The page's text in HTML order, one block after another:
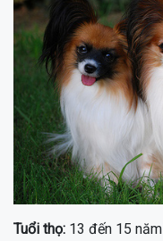
Tuổi thọ: 13 đến 15 năm